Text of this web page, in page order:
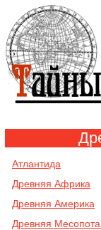
Атлантида
Древняя Африка
Древняя Америка
Древняя